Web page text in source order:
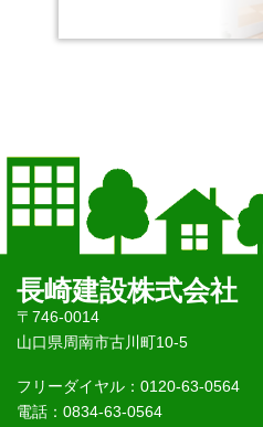
長崎建設株式会社
〒746-0014
山口県周南市古川町10-5
フリーダイヤル：0120-63-0564
電話：0834-63-0564